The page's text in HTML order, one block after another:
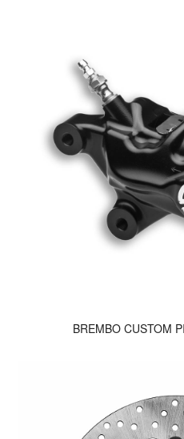
BREMBO CUSTOM